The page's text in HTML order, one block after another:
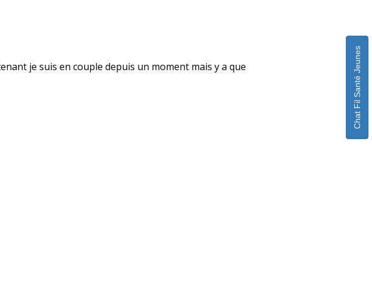
je suis en couple depuis un moment mais y a que
Chat Fil Santé Jeunes